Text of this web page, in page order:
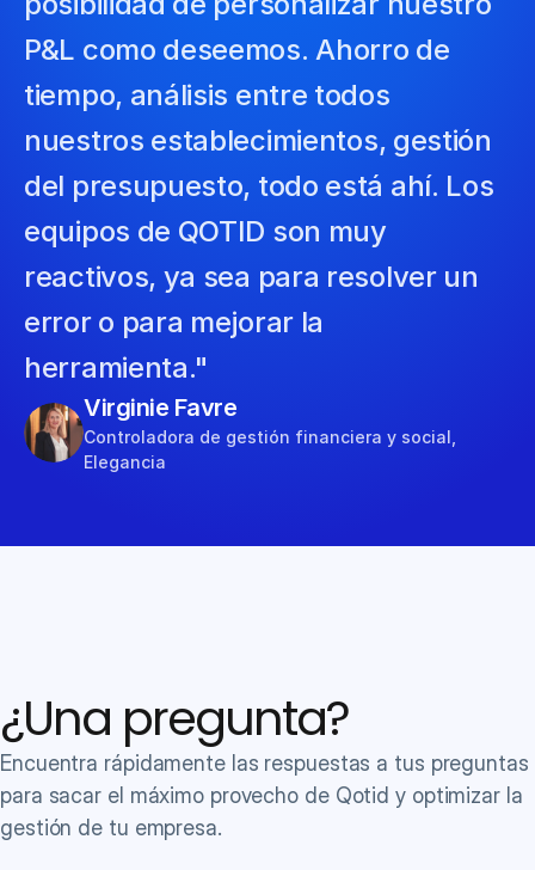
P&L como deseemos. Ahorro de
tiempo, análisis entre todos
nuestros establecimientos, gestión
del presupuesto, todo está ahí. Los
equipos de QOTID son muy
reactivos, ya sea para resolver un
error o para mejorar la
herramienta."
Virginie Favre
Controladora de gestión financiera y social,
Elegancia
¿Una pregunta?
Encuentra rápidamente las respuestas a tus preguntas
para sacar el máximo provecho de Qotid y optimizar la
gestión de tu empresa.